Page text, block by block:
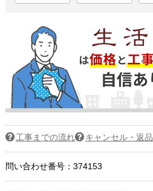
工事までの流れ キャンセル・返品
問い合わせ番号：374153